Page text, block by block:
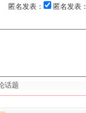
匿名发表：
匿名发表：